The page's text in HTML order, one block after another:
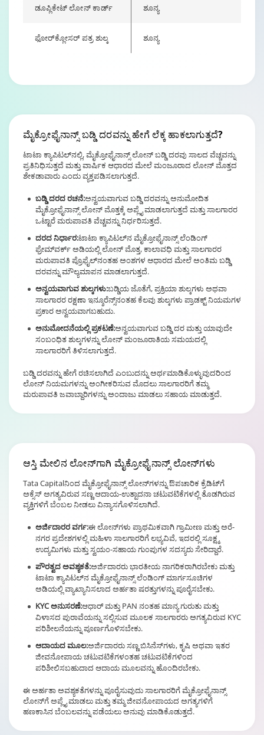
ಡೂಪ್ಲಿಕೇಟ್ ಲೋನ್ ಕಾರ್ಡ್ ಶೂನ್ಯ
ಫೋರ್‌ಕ್ಲೋಸರ್ ಪತ್ರ ಶುಲ್ಕ ಶೂನ್ಯ
Enable captions/subtitles from player controls when available.
ಮೈಕ್ರೋಫೈನಾನ್ಸ್ಬಡ್ಡಿ ದರವನ್ನು ಹೇಗೆ ಲೆಕ್ಕ ಹಾಕಲಾಗುತ್ತದೆ?
ಟಾಟಾ ಕ್ಯಾಪಿಟಲ್‌ನಲ್ಲಿ, ಮೈಕ್ರೋಫೈನಾನ್ಸ್ ಲೋನ್ ಬಡ್ಡಿ ದರವು ಸಾಲದ ವೆಚ್ಚವನ್ನು
ಪ್ರತಿನಿಧಿಸುತ್ತದೆ ಮತ್ತು ವಾರ್ಷಿಕ ಆಧಾರದ ಮೇಲೆ ಮಂಜೂರಾದ ಲೋನ್ ಮೊತ್ತದ
ಶೇಕಡಾವಾರು ಎಂದು ವ್ಯಕ್ತಪಡಿಸಲಾಗುತ್ತದೆ.
ಬಡ್ಡಿ ದರದ ರಚನೆ:ಅನ್ವಯವಾಗುವ ಬಡ್ಡಿ ದರವನ್ನು ಅನುಮೋದಿತ
ಮೈಕ್ರೋಫೈನಾನ್ಸ್ ಲೋನ್ ಮೊತ್ತಕ್ಕೆ ಅಪ್ಲೈ ಮಾಡಲಾಗುತ್ತದೆ ಮತ್ತು ಸಾಲಗಾರರ
ಒಟ್ಟಾರೆ ಮರುಪಾವತಿ ವೆಚ್ಚವನ್ನು ನಿರ್ಧರಿಸುತ್ತದೆ.
ದರದ ನಿರ್ಧಾರ:ಟಾಟಾ ಕ್ಯಾಪಿಟಲ್‌ನ ಮೈಕ್ರೋಫೈನಾನ್ಸ್ ಲೆಂಡಿಂಗ್
ಫ್ರೇಮ್‌ವರ್ಕ್ ಅಡಿಯಲ್ಲಿ ಲೋನ್ ಮೊತ್ತ, ಕಾಲಾವಧಿ ಮತ್ತು ಸಾಲಗಾರರ
ಮರುಪಾವತಿ ಪ್ರೊಫೈಲ್‌ನಂತಹ ಅಂಶಗಳ ಆಧಾರದ ಮೇಲೆ ಅಂತಿಮ ಬಡ್ಡಿ
ದರವನ್ನು ಮೌಲ್ಯಮಾಪನ ಮಾಡಲಾಗುತ್ತದೆ.
ಅನ್ವಯವಾಗುವ ಶುಲ್ಕಗಳು:ಬಡ್ಡಿಯ ಜೊತೆಗೆ, ಪ್ರಕ್ರಿಯಾ ಶುಲ್ಕಗಳು ಅಥವಾ
ಸಾಲಗಾರರ ರಕ್ಷಣಾ ಇನ್ಶೂರೆನ್ಸ್‌ನಂತಹ ಕೆಲವು ಶುಲ್ಕಗಳು ಪ್ರಾಡಕ್ಟ್ ನಿಯಮಗಳ
ಪ್ರಕಾರ ಅನ್ವಯವಾಗಬಹುದು.
ಅನುಮೋದನೆಯಲ್ಲಿ ಪ್ರಕಟಣೆ:ಅನ್ವಯವಾಗುವ ಬಡ್ಡಿ ದರ ಮತ್ತು ಯಾವುದೇ
ಸಂಬಂಧಿತ ಶುಲ್ಕಗಳನ್ನು ಲೋನ್ ಮಂಜೂರಾತಿಯ ಸಮಯದಲ್ಲಿ
ಸಾಲಗಾರರಿಗೆ ತಿಳಿಸಲಾಗುತ್ತದೆ.
ಬಡ್ಡಿ ದರವನ್ನು ಹೇಗೆ ರಚಿಸಲಾಗಿದೆ ಎಂಬುದನ್ನು ಅರ್ಥಮಾಡಿಕೊಳ್ಳುವುದರಿಂದ
ಲೋನ್ ನಿಯಮಗಳನ್ನು ಅಂಗೀಕರಿಸುವ ಮೊದಲು ಸಾಲಗಾರರಿಗೆ ತಮ್ಮ
ಮರುಪಾವತಿ ಜವಾಬ್ದಾರಿಗಳನ್ನು ಅಂದಾಜು ಮಾಡಲು ಸಹಾಯ ಮಾಡುತ್ತದೆ.
ಆಸ್ತಿ ಮೇಲಿನ ಲೋನ್‌ಗಾಗಿ ಮೈಕ್ರೋಫೈನಾನ್ಸ್ ಲೋನ್‌ಗಳು
Tata Capital‌ನಿಂದ ಮೈಕ್ರೋಫೈನಾನ್ಸ್ ಲೋನ್‌ಗಳನ್ನು ಔಪಚಾರಿಕ ಕ್ರೆಡಿಟ್‌ಗೆ
ಅಕ್ಸೆಸ್ ಅಗತ್ಯವಿರುವ ಸಣ್ಣ ಆದಾಯ-ಉತ್ಪಾದನಾ ಚಟುವಟಿಕೆಗಳಲ್ಲಿ ತೊಡಗಿರುವ
ವ್ಯಕ್ತಿಗಳಿಗೆ ಬೆಂಬಲ ನೀಡಲು ವಿನ್ಯಾಸಗೊಳಿಸಲಾಗಿದೆ.
ಅರ್ಜಿದಾರರ ವರ್ಗ:ಈ ಲೋನ್‌ಗಳು ಪ್ರಾಥಮಿಕವಾಗಿ ಗ್ರಾಮೀಣ ಮತ್ತು ಅರೆ-
ನಗರ ಪ್ರದೇಶಗಳಲ್ಲಿ ಮಹಿಳಾ ಸಾಲಗಾರರಿಗೆ ಲಭ್ಯವಿವೆ, ಇದರಲ್ಲಿ ಸೂಕ್ಷ್ಮ
ಉದ್ಯಮಿಗಳು ಮತ್ತು ಸ್ವಯಂ-ಸಹಾಯ ಗುಂಪುಗಳ ಸದಸ್ಯರು ಸೇರಿದ್ದಾರೆ.
ಪೌರತ್ವದ ಅವಶ್ಯಕತೆ:ಅರ್ಜಿದಾರರು ಭಾರತೀಯ ನಾಗರಿಕರಾಗಿರಬೇಕು ಮತ್ತು
ಟಾಟಾ ಕ್ಯಾಪಿಟಲ್‌ನ ಮೈಕ್ರೋಫೈನಾನ್ಸ್ ಲೆಂಡಿಂಗ್ ಮಾರ್ಗಸೂಚಿಗಳ
ಅಡಿಯಲ್ಲಿ ವ್ಯಾಖ್ಯಾನಿಸಲಾದ ಅರ್ಹತಾ ಷರತ್ತುಗಳನ್ನು ಪೂರೈಸಬೇಕು.
KYC ಅನುಸರಣೆ:ಆಧಾರ್ ಮತ್ತು PAN ನಂತಹ ಮಾನ್ಯ ಗುರುತು ಮತ್ತು
ವಿಳಾಸದ ಪುರಾವೆಯನ್ನು ಸಲ್ಲಿಸುವ ಮೂಲಕ ಸಾಲಗಾರರು ಅಗತ್ಯವಿರುವ KYC
ಪರಿಶೀಲನೆಯನ್ನು ಪೂರ್ಣಗೊಳಿಸಬೇಕು.
ಆದಾಯದ ಮೂಲ:ಅರ್ಜಿದಾರರು ಸಣ್ಣ ಬಿಸಿನೆಸ್‌ಗಳು, ಕೃಷಿ ಅಥವಾ ಇತರ
ಜೀವನೋಪಾಯ ಚಟುವಟಿಕೆಗಳಂತಹ ಚಟುವಟಿಕೆಗಳಿಂದ
ಪರಿಶೀಲಿಸಬಹುದಾದ ಆದಾಯ ಮೂಲವನ್ನು ಹೊಂದಿರಬೇಕು.
ಈ ಅರ್ಹತಾ ಅವಶ್ಯಕತೆಗಳನ್ನು ಪೂರೈಸುವುದು ಸಾಲಗಾರರಿಗೆ ಮೈಕ್ರೋಫೈನಾನ್ಸ್
ಲೋನ್‌ಗೆ ಅಪ್ಲೈ ಮಾಡಲು ಮತ್ತು ತಮ್ಮ ಜೀವನೋಪಾಯದ ಅಗತ್ಯಗಳಿಗೆ
ಹಣಕಾಸಿನ ಬೆಂಬಲವನ್ನು ಪಡೆಯಲು ಅನುವು ಮಾಡಿಕೊಡುತ್ತದೆ.